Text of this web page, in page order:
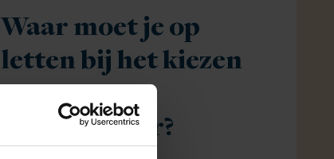
Waar moet je op
letten bij het kiezen
van een
chiropractor?